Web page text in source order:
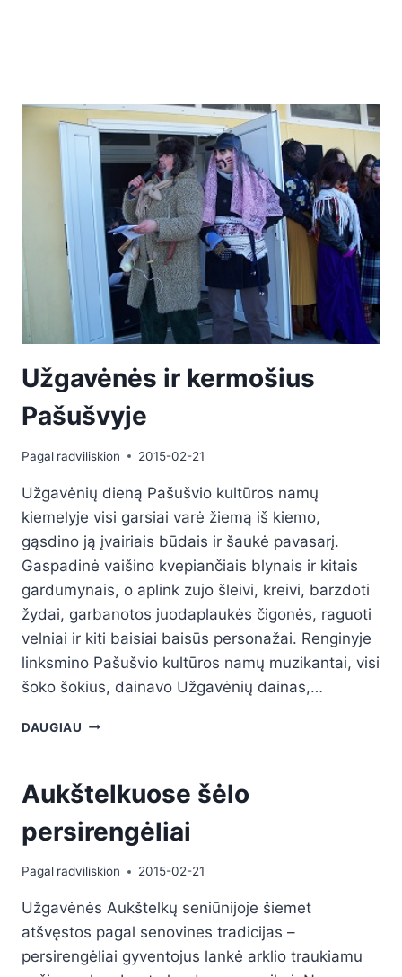
Užgavėnės ir kermošius
Pašušvyje
Pagal radviliskion 2015-02-21
Užgavėnių dieną Pašušvio kultūros namų
kiemelyje visi garsiai varė žiemą iš kiemo,
gąsdino ją įvairiais būdais ir šaukė pavasarį.
Gaspadinė vaišino kvepiančiais blynais ir kitais
gardumynais, o aplink zujo šleivi, kreivi, barzdoti
žydai, garbanotos juodaplaukės čigonės, raguoti
velniai ir kiti baisiai baisūs personažai. Renginyje
linksmino Pašušvio kultūros namų muzikantai, visi
šoko šokius, dainavo Užgavėnių dainas,…
DAUGIAU
Aukštelkuose šėlo
persirengėliai
Pagal radviliskion 2015-02-21
Užgavėnės Aukštelkų seniūnijoje šiemet
atšvęstos pagal senovines tradicijas –
persirengėliai gyventojus lankė arklio traukiamu